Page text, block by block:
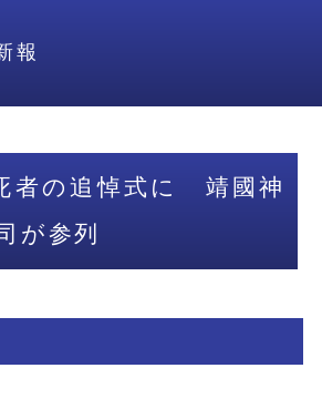
報
者の追悼式に 靖國神
が参列